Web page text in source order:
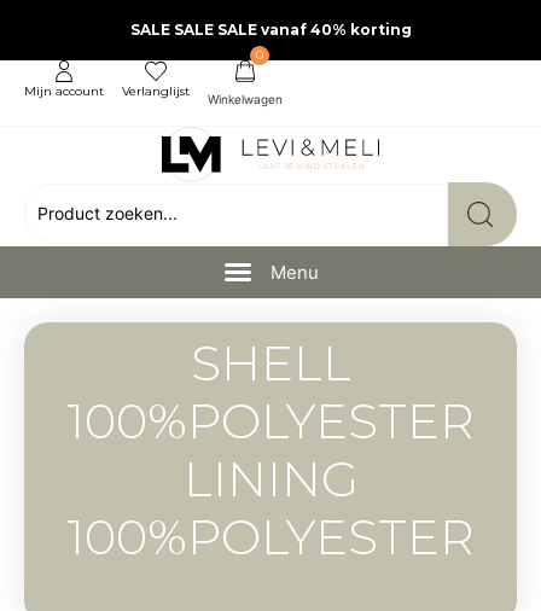
SALE SALE SALE vanaf 40% korting
Mijn account Verlanglijst
0
SHELL
100%POLYESTER
LINING
100%POLYESTER